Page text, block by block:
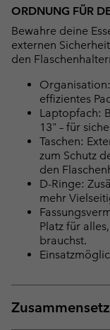
ORDNUNG FÜR
Bewahre deine
externen
den
effizientes
Laptopfach:
13" – für
Taschen:
zum Schutz
den
D-Ringe:
mehr
Platz für
brauchst.